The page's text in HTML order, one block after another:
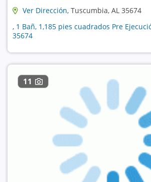
Ver Dirección, Tuscumbia, AL 35674
, 1 Bañ, 1,185 pies cuadrados Pre
35674
11